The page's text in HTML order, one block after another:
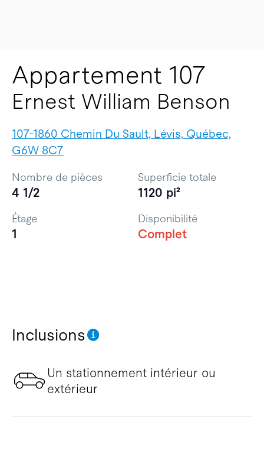
Appartement 107
Ernest William Benson
107-1860 Chemin Du Sault, Lévis, Québec,
G6W 8C7
Inclusions
Un stationnement intérieur ou
extérieur
Nombre de pièces
4 1/2
Superficie totale
1120 pi²
Étage
1
Disponibilité
Complet